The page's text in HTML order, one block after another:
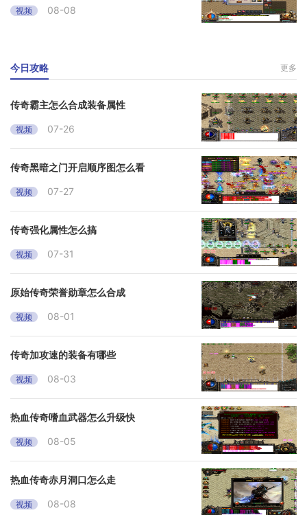
视频 08-08
今日攻略 更多
传奇霸主怎么合成装备属性
视频 07-26
传奇黑暗之门开启顺序图怎么看
视频 07-27
传奇强化属性怎么搞
视频 07-31
原始传奇荣誉勋章怎么合成
视频 08-01
传奇加攻速的装备有哪些
视频 08-03
热血传奇嗜血武器怎么升级快
视频 08-05
热血传奇赤月洞口怎么走
视频 08-08